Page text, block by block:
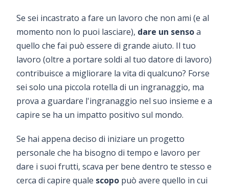
Se sei incastrato a fare un lavoro che non ami (e al
momento non lo puoi lasciare), dare un sensoa
quello che fai può essere di grande aiuto. Il tuo
lavoro (oltre a portare soldi al tuo datore di lavoro)
contribuisce a migliorare la vita di qualcuno? Forse
sei solo una piccola rotella di un ingranaggio, ma
prova a guardare l'ingranaggio nel suo insieme e a
capire se ha un impatto positivo sul mondo.
Se hai appena deciso di iniziare un progetto
personale che ha bisogno di tempo e lavoro per
dare i suoi frutti, scava per bene dentro te stesso e
cerca di capire quale scopo può avere quello in cui